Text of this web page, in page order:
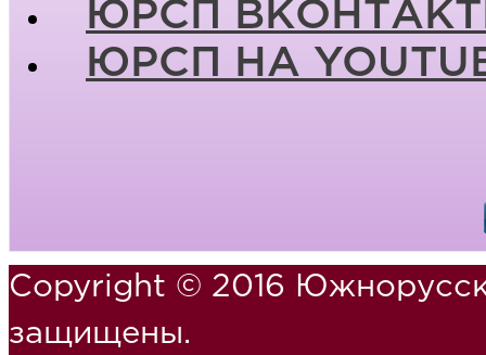
ЮРСП
ЮРСП НА
Copyright © 2016
защищены.